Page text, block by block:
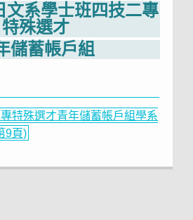
文系學士班四技二專
特殊選才
儲蓄帳戶組
特殊選才青年儲蓄帳戶組學系
9頁)